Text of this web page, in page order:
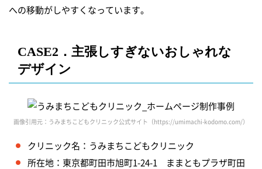
への移動がしやすくなっています。
CASE2．主張しすぎないおしゃれな
デザイン
画像引用元：うみまちこどもクリニック公式サイト（https://umimachi-kodomo.com/）
クリニック名：うみまちこどもクリニック
所在地：東京都町田市旭町1-24-1 ままともプラザ町田